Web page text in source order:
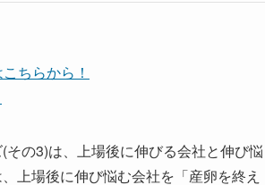
ちらから！
その3)は、上場後に伸びる会社と伸び悩
上場後に伸び悩む会社を「産卵を終え